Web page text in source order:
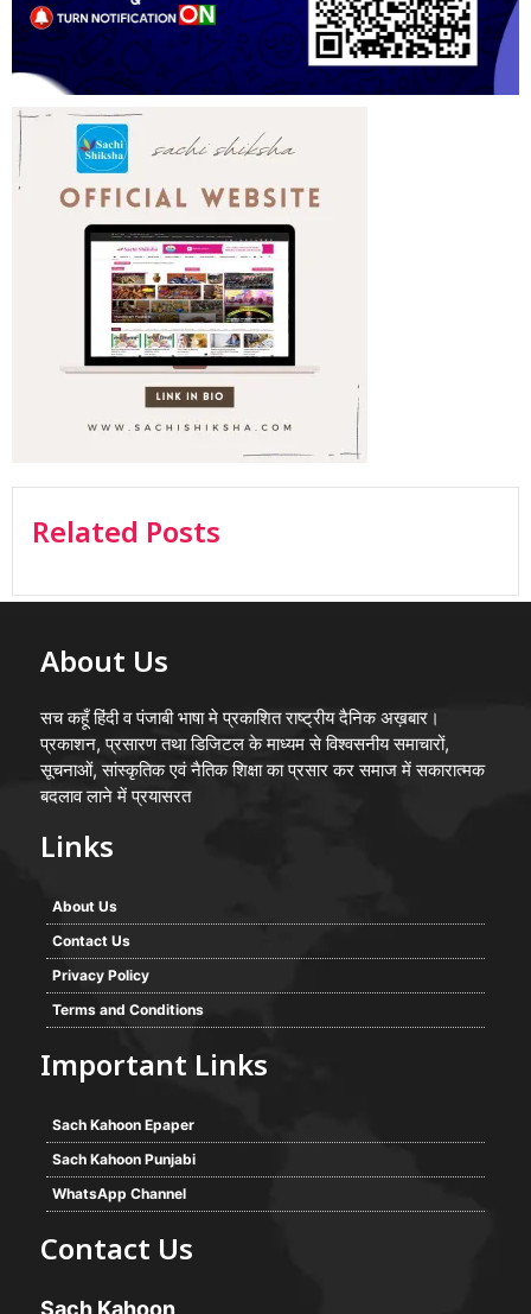
Related Posts
About Us
सच कहूँ हिंदी व पंजाबी भाषा मे प्रकाशित राष्ट्रीय दैनिक अख़बार।
प्रकाशन, प्रसारण तथा डिजिटल के माध्यम से विश्वसनीय समाचारों,
सूचनाओं, सांस्कृतिक एवं नैतिक शिक्षा का प्रसार कर समाज में सकारात्मक
बदलाव लाने में प्रयासरत
Links
About Us
Contact Us
Privacy Policy
Terms and Conditions
Important Links
Sach Kahoon Epaper
Sach Kahoon Punjabi
WhatsApp Channel
Contact Us
Sach Kahoon